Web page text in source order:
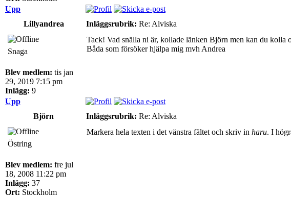
Upp
Lillyandrea
Inläggsrubrik: Re: Alviska
Snaga
Blev medlem: tis jan
29, 2019 7:15 pm
Inlägg: 9
Tack! Vad snälla ni är, kollade länken Björn men kan du
Båda som försöker hjälpa mig mvh Andrea
Upp
Björn
Inläggsrubrik: Re: Alviska
Östring
Blev medlem: fre jul
18, 2008 11:22 pm
Inlägg: 37
Ort: Stockholm
Markera hela texten i det vänstra fältet och skriv in haru. I